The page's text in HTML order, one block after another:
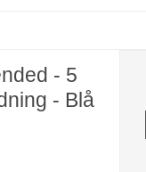
- 5
- Blå